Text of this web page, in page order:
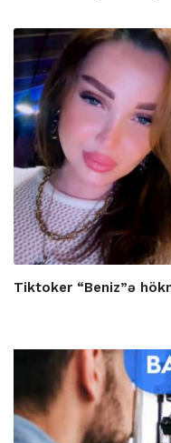
Tiktoker “Beniz”ə